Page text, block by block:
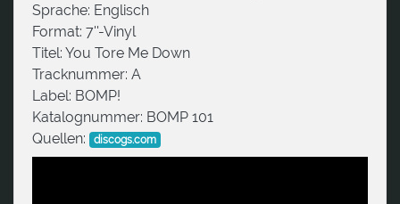
Sprache: Englisch
Format: 7''-Vinyl
Titel: You Tore Me Down
Tracknummer: A
Label: BOMP!
Katalognummer: BOMP 101
Quellen:
discogs.com